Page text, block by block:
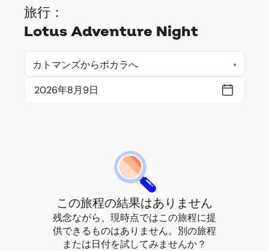
旅行：
Lotus Adventure Night
この旅程の結果はありません
残念ながら、現時点ではこの旅程に提
供できるものはありません。別の旅程
または日付を試してみませんか？